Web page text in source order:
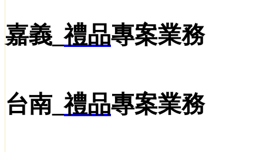
嘉義_禮品專案業務
台南_禮品專案業務